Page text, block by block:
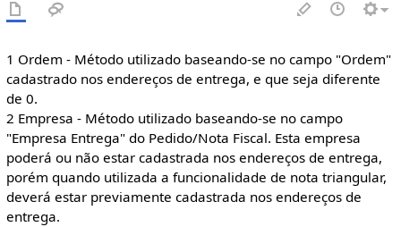
1 Ordem - Método utilizado baseando-se no campo "Ordem"
cadastrado nos endereços de entrega, e que seja diferente
de 0.
2 Empresa - Método utilizado baseando-se no campo
"Empresa Entrega" do Pedido/Nota Fiscal. Esta empresa
poderá ou não estar cadastrada nos endereços de entrega,
porém quando utilizada a funcionalidade de nota triangular,
deverá estar previamente cadastrada nos endereços de
entrega.